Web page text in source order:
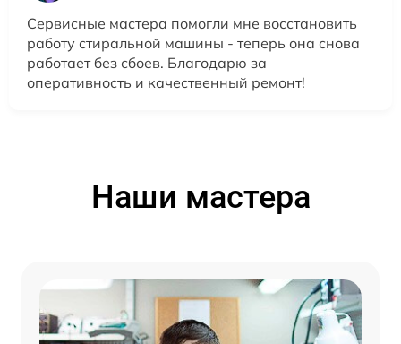
Сервисные мастера помогли мне восстановить
работу стиральной машины - теперь она снова
работает без сбоев. Благодарю за
оперативность и качественный ремонт!
Наши мастера